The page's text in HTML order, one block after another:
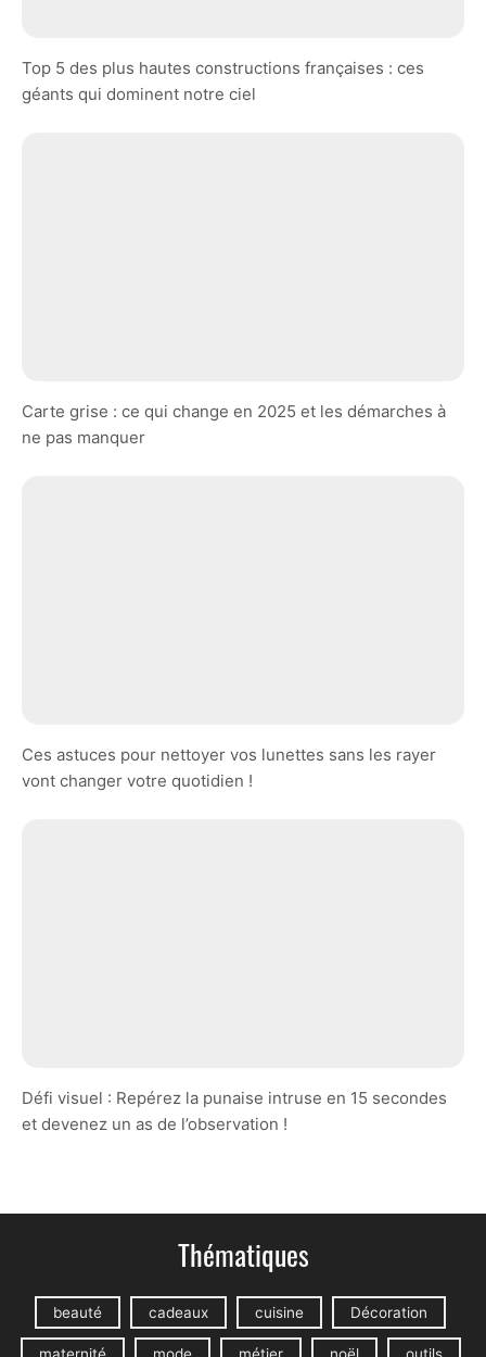
Top 5 des plus hautes constructions françaises : ces
géants qui dominent notre ciel
Carte grise : ce qui change en 2025 et les démarches à
ne pas manquer
Ces astuces pour nettoyer vos lunettes sans les rayer
vont changer votre quotidien !
Défi visuel : Repérez la punaise intruse en 15 secondes
et devenez un as de l’observation !
Thématiques
beauté cadeaux cuisine Décoration
maternité mode métier noël outils